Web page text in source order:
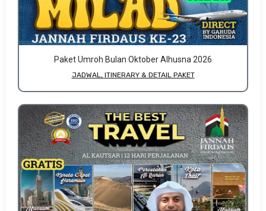
Paket Umroh Bulan Oktober Alhusna 2026
JADWAL, ITINERARY & DETAIL PAKET